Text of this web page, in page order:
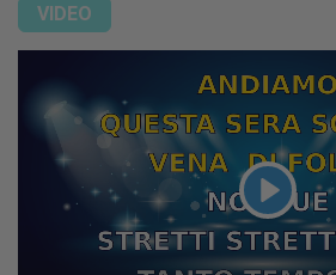
VIDEO
Play